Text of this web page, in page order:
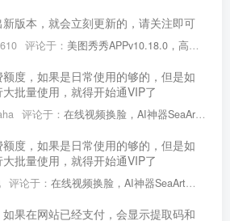
新版本，就会立刻更新的，请关注即可
评论于： 美图秀秀APPv10.18.0，高及美颜相机功能， 安装就是高级VIP版
度，如果是日常使用的够的，但是如
批量使用，就得开始通VIP了
评论于： 在线视频换脸，AI神器SeaArt，免费批量生图及图片和视频换脸
度，如果是日常使用的够的，但是如
批量使用，就得开始通VIP了
评论于： 在线视频换脸，AI神器SeaArt，免费批量生图及图片和视频换脸
果在网站已经支付，会显示提取码和